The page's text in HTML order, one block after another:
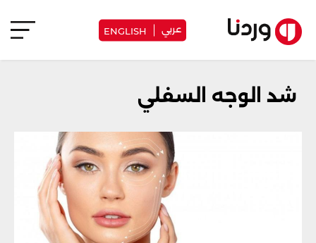
عربي ENGLISH
شد الوجه السفلي